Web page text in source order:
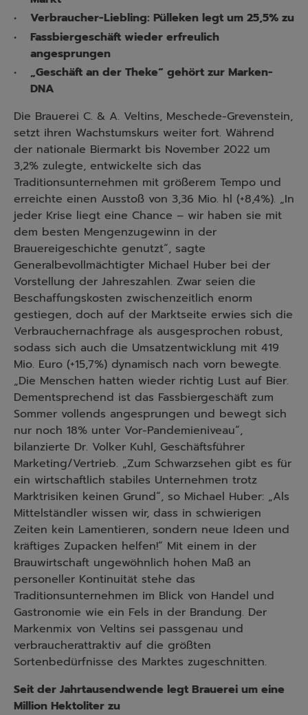
Verbraucher-Liebling: Pülleken legt um 25,5% zu
Fassbiergeschäft wieder erfreulich
angesprungen
„Geschäft an der Theke“ gehört zur Marken-
DNA
Die Brauerei C. & A. Veltins, Meschede-Grevenstein,
setzt ihren Wachstumskurs weiter fort. Während
der nationale Biermarkt bis November 2022 um
3,2% zulegte, entwickelte sich das
Traditionsunternehmen mit größerem Tempo und
erreichte einen Ausstoß von 3,36 Mio. hl (+8,4%). „In
jeder Krise liegt eine Chance – wir haben sie mit
dem besten Mengenzugewinn in der
Brauereigeschichte genutzt“, sagte
Generalbevollmächtigter Michael Huber bei der
Vorstellung der Jahreszahlen. Zwar seien die
Beschaffungskosten zwischenzeitlich enorm
gestiegen, doch auf der Marktseite erwies sich die
Verbrauchernachfrage als ausgesprochen robust,
sodass sich auch die Umsatzentwicklung mit 419
Mio. Euro (+15,7%) dynamisch nach vorn bewegte.
„Die Menschen hatten wieder richtig Lust auf Bier.
Dementsprechend ist das Fassbiergeschäft zum
Sommer vollends angesprungen und bewegt sich
nur noch 18% unter Vor-Pandemieniveau“,
bilanzierte Dr. Volker Kuhl, Geschäftsführer
Marketing/Vertrieb. „Zum Schwarzsehen gibt es für
ein wirtschaftlich stabiles Unternehmen trotz
Marktrisiken keinen Grund“, so Michael Huber: „Als
Mittelständler wissen wir, dass in schwierigen
Zeiten kein Lamentieren, sondern neue Ideen und
kräftiges Zupacken helfen!“ Mit einem in der
Brauwirtschaft ungewöhnlich hohen Maß an
personeller Kontinuität stehe das
Traditionsunternehmen im Blick von Handel und
Gastronomie wie ein Fels in der Brandung. Der
Markenmix von Veltins sei passgenau und
verbraucherattraktiv auf die größten
Sortenbedürfnisse des Marktes zugeschnitten.
Seit der Jahrtausendwende legt Brauerei um eine
Million Hektoliter zu